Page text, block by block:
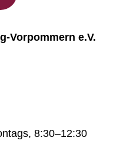
Vorpommern e.V.
8:30–12:30